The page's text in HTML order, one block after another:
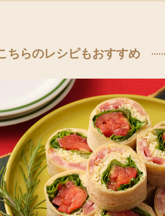
ちらのレシピもおすすめ